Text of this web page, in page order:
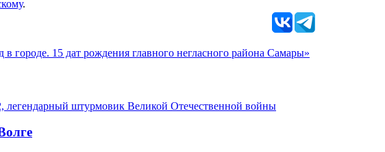
.
городе. 15 дат рождения главного негласного района Самары»
легендарный штурмовик Великой Отечественной войны